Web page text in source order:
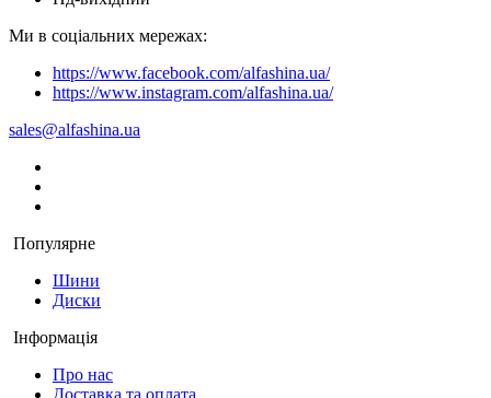
Ми в соціальних мережах:
https://www.facebook.com/alfashina.ua/
https://www.instagram.com/alfashina.ua/
sales@alfashina.ua
Популярне
Шини
Диски
Інформація
Про нас
Доставка та оплата